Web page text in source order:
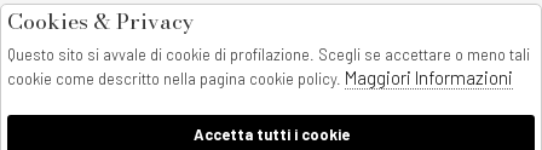
All rights reserved - © Copyright 2026
AnyAnyluxury srl - Sede Legale: Corso Vittorio Emanuele 90/A - 80053
castellammare di stabia - Italia
Cookies & Privacy
Questo sito si avvale di cookie di profilazione. Scegli se accettare o meno tali
cookie come descritto nella pagina cookie policy. Maggiori Informazioni
Accetta tutti i cookie